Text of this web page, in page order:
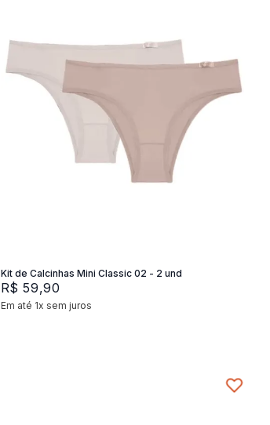
Kit de Calcinhas Mini Classic 02 - 2 und
R$ 59,90
Em até 1x sem juros